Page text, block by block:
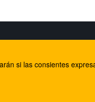
si las consientes